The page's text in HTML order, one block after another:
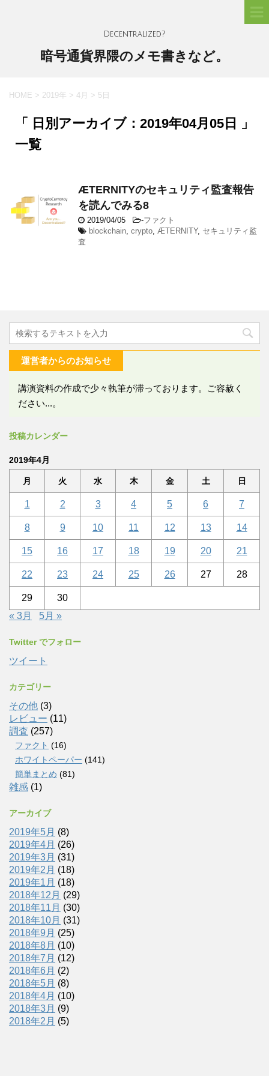
Decentralized?
暗号通貨界隈のメモ書きなど。
HOME > 2019年 > 4月 > 5日
「 日別アーカイブ：2019年04月05日 」
一覧
ÆTERNITYのセキュリティ監査報告
を読んでみる8
2019/04/05 -ファクト
blockchain crypto ÆTERNITY, セキュリティ監
査
運営者からのお知らせ
講演資料の作成で少々執筆が滞っております。ご容赦く
ださい...。
投稿カレンダー
2019年4月
月 火 水 木 金 土 日
1 2 3 4 5 6 7
8 9 10 11 12 13 14
15 16 17 18 19 20 21
22 23 24 25 26 27 28
29
30
« 3月
5月 »
Twitter でフォロー
ツイート
カテゴリー
その他 (3)
レビュー (11)
調査 (257)
ファクト (16)
ホワイトペーパー (141)
簡単まとめ (81)
雑感 (1)
アーカイブ
2019年5月 (8)
2019年4月 (26)
2019年3月 (31)
2019年2月 (18)
2019年1月 (18)
2018年12月 (29)
2018年11月 (30)
2018年10月 (31)
2018年9月 (25)
2018年8月 (10)
2018年7月 (12)
2018年6月 (2)
2018年5月 (8)
2018年4月 (10)
2018年3月 (9)
2018年2月 (5)